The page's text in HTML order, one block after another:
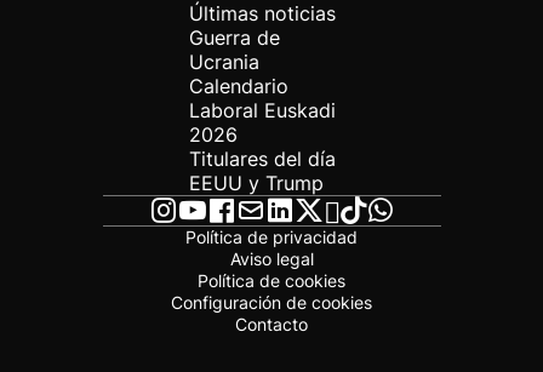
Últimas noticias
Guerra de
Ucrania
Calendario
Laboral Euskadi
2026
Titulares del día
EEUU y Trump
Política de privacidad
Aviso legal
Política de cookies
Configuración de cookies
Contacto